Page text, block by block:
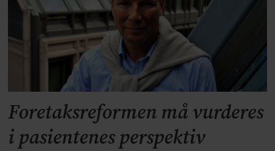
Foretaksreformen må vurderes
i pasientenes perspektiv